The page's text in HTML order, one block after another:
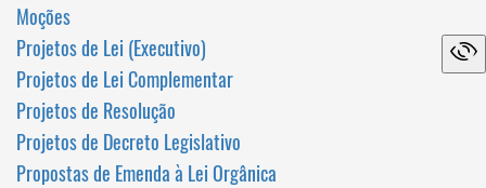
Moções
Projetos de Lei (Executivo)
Projetos de Lei Complementar
Projetos de Resolução
Projetos de Decreto Legislativo
Propostas de Emenda à Lei Orgânica